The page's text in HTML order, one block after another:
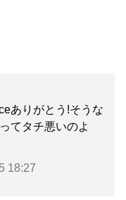
ありがとう!そうな
てタチ悪いのよ
18:27